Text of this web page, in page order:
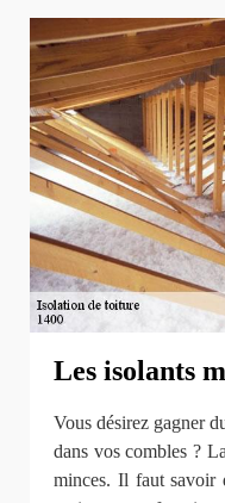
Les isolants
Vous désirez gagner
dans vos combles ?
minces. Il faut savoir